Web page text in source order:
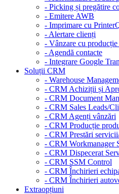
- Picking și pregătire
- Emitere AWB
- Imprimare cu
- Alertare clienți
- Vânzare cu
- Agendă contacte
- Integrare Google
Soluții CRM
- Warehouse
- CRM Achiziții și
- CRM Document
- CRM Sales Leads/
- CRM Agenți vânzări
- CRM Producție
- CRM Prestări
- CRM Workmanager
- CRM Dispecerat
- CRM SSM Control
- CRM Închirieri
- CRM Închirieri
Extraopțiuni